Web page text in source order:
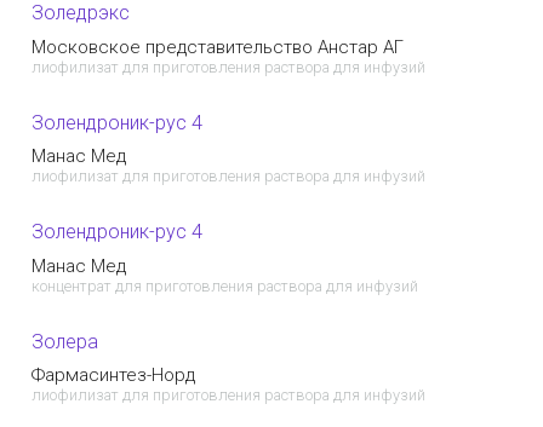
Золедрэкс
Московское представительство Анстар АГ
лиофилизат для приготовления раствора для инфузий
Золендроник-рус 4
Манас Мед
лиофилизат для приготовления раствора для инфузий
Золендроник-рус 4
Манас Мед
концентрат для приготовления раствора для инфузий
Золера
Фармасинтез-Норд
лиофилизат для приготовления раствора для инфузий